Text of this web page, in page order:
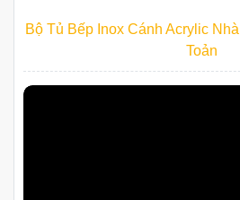
Bộ Tủ Bếp Inox Cánh Acrylic
Toản